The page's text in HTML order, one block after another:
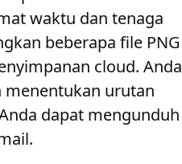
waktu dan tenaga
beberapa file PNG
cloud. Anda
menentukan urutan
dapat mengunduh